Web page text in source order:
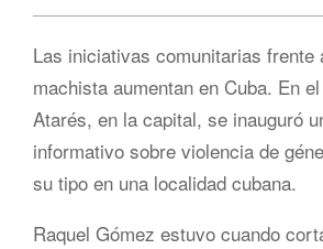
Las iniciativas comunitarias frente
machista aumentan en Cuba. En
Atarés, en la capital, se inauguró
informativo sobre violencia de
su tipo en una localidad cubana.
Raquel Gómez estuvo cuando